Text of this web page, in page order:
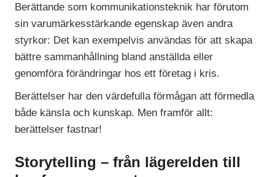
Berättande som kommunikationsteknik har förutom
sin varumärkesstärkande egenskap även andra
styrkor: Det kan exempelvis användas för att skapa
bättre sammanhållning bland anställda eller
genomföra förändringar hos ett företag i kris.
Berättelser har den värdefulla förmågan att förmedla
både känsla och kunskap. Men framför allt:
berättelser fastnar!
Storytelling – från lägerelden till